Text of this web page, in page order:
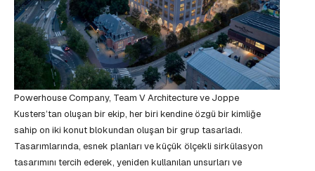
Powerhouse Company, Team V Architecture ve Joppe
Kusters’tan oluşan bir ekip, her biri kendine özgü bir kimliğe
sahip on iki konut blokundan oluşan bir grup tasarladı.
Tasarımlarında, esnek planları ve küçük ölçekli sirkülasyon
tasarımını tercih ederek, yeniden kullanılan unsurları ve